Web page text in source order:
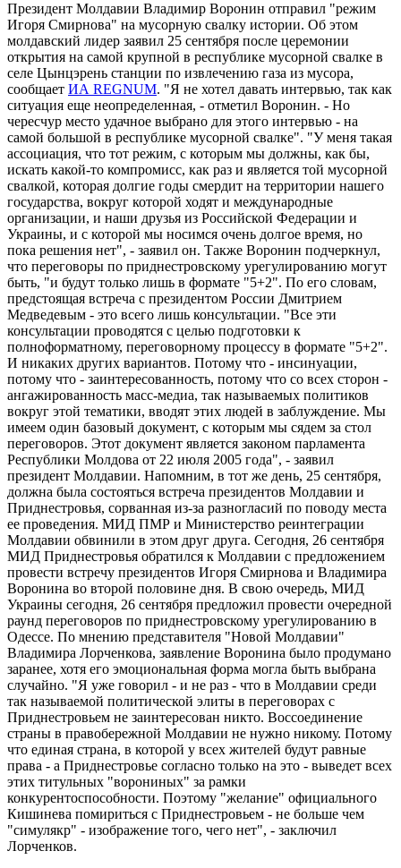
Президент Молдавии Владимир Воронин отправил "режим
Игоря Смирнова" на мусорную свалку истории. Об этом
молдавский лидер заявил 25 сентября после церемонии
открытия на самой крупной в республике мусорной свалке в
селе Цынцэрень станции по извлечению газа из мусора,
сообщает ИА REGNUM. "Я не хотел давать интервью, так как
ситуация еще неопределенная, - отметил Воронин. - Но
чересчур место удачное выбрано для этого интервью - на
самой большой в республике мусорной свалке". "У меня такая
ассоциация, что тот режим, с которым мы должны, как бы,
искать какой-то компромисс, как раз и является той мусорной
свалкой, которая долгие годы смердит на территории нашего
государства, вокруг которой ходят и международные
организации, и наши друзья из Российской Федерации и
Украины, и с которой мы носимся очень долгое время, но
пока решения нет", - заявил он. Также Воронин подчеркнул,
что переговоры по приднестровскому урегулированию могут
быть, "и будут только лишь в формате "5+2". По его словам,
предстоящая встреча с президентом России Дмитрием
Медведевым - это всего лишь консультации. "Все эти
консультации проводятся с целью подготовки к
полноформатному, переговорному процессу в формате "5+2".
И никаких других вариантов. Потому что - инсинуации,
потому что - заинтересованность, потому что со всех сторон -
ангажированность масс-медиа, так называемых политиков
вокруг этой тематики, вводят этих людей в заблуждение. Мы
имеем один базовый документ, с которым мы сядем за стол
переговоров. Этот документ является законом парламента
Республики Молдова от 22 июля 2005 года", - заявил
президент Молдавии. Напомним, в тот же день, 25 сентября,
должна была состояться встреча президентов Молдавии и
Приднестровья, сорванная из-за разногласий по поводу места
ее проведения. МИД ПМР и Министерство реинтеграции
Молдавии обвинили в этом друг друга. Сегодня, 26 сентября
МИД Приднестровья обратился к Молдавии с предложением
провести встречу президентов Игоря Смирнова и Владимира
Воронина во второй половине дня. В свою очередь, МИД
Украины сегодня, 26 сентября предложил провести очередной
раунд переговоров по приднестровскому урегулированию в
Одессе. По мнению представителя "Новой Молдавии"
Владимира Лорченкова, заявление Воронина было продумано
заранее, хотя его эмоциональная форма могла быть выбрана
случайно. "Я уже говорил - и не раз - что в Молдавии среди
так называемой политической элиты в переговорах с
Приднестровьем не заинтересован никто. Воссоединение
страны в правобережной Молдавии не нужно никому. Потому
что единая страна, в которой у всех жителей будут равные
права - а Приднестровье согласно только на это - выведет всех
этих титульных "ворониных" за рамки
конкурентоспособности. Поэтому "желание" официального
Кишинева помириться с Приднестровьем - не больше чем
"симулякр" - изображение того, чего нет", - заключил
Лорченков.